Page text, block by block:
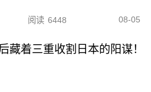
阅读 6448 08-05
藏着三重收割日本的阳谋！